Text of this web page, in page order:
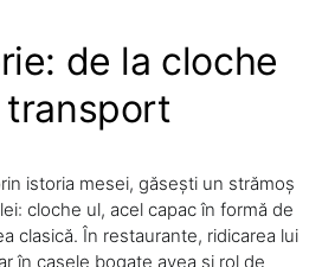
de la cloche
istoria mesei, găsești un strămoș
cloche ul, acel capac în formă de
clasică. În restaurante, ridicarea lui
în casele bogate avea și rol de